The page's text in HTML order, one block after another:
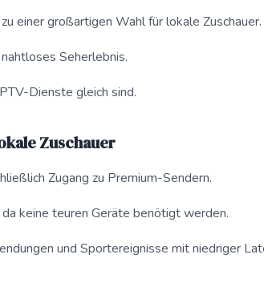
einer großartigen Wahl für lokale Zuschauer.
Seherlebnis.
Dienste gleich sind.
Zuschauer
Zugang zu Premium-Sendern.
keine teuren Geräte benötigt werden.
und Sportereignisse mit niedriger